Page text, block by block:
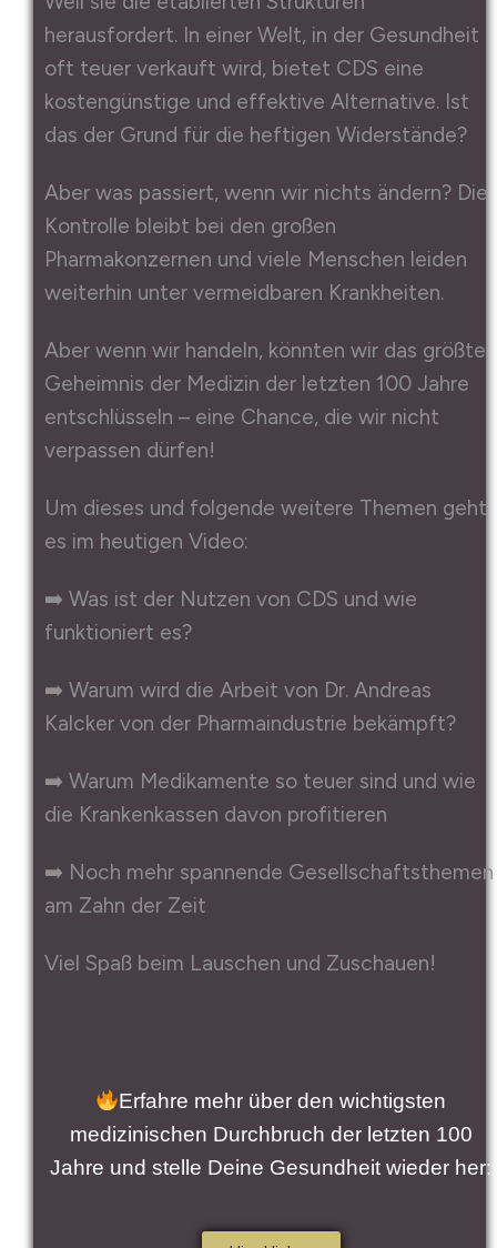
herausfordert. In einer Welt, in der Gesundheit
oft teuer verkauft wird, bietet CDS eine
kostengünstige und effektive Alternative. Ist
das der Grund für die heftigen Widerstände?
Aber was passiert, wenn wir nichts ändern? Die
Kontrolle bleibt bei den großen
Pharmakonzernen und viele Menschen leiden
weiterhin unter vermeidbaren Krankheiten.
Aber wenn wir handeln, könnten wir das größte
Geheimnis der Medizin der letzten 100 Jahre
entschlüsseln – eine Chance, die wir nicht
verpassen dürfen!
Um dieses und folgende weitere Themen geht
es im heutigen Video:
➡️ Was ist der Nutzen von CDS und wie
funktioniert es?
➡️ Warum wird die Arbeit von Dr. Andreas
Kalcker von der Pharmaindustrie bekämpft?
➡️ Warum Medikamente so teuer sind und wie
die Krankenkassen davon profitieren
➡️ Noch mehr spannende Gesellschaftsthemen
am Zahn der Zeit
Viel Spaß beim Lauschen und Zuschauen!
Erfahre mehr über den wichtigsten
medizinischen Durchbruch der letzten 100
Jahre und stelle Deine Gesundheit wieder her: